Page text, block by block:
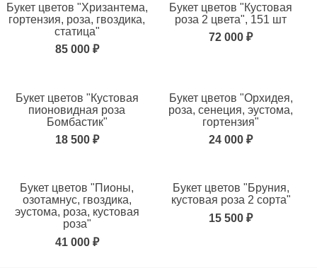
Букет цветов "Хризантема,
гортензия, роза, гвоздика,
статица"
85 000 ₽
Букет цветов "Кустовая
роза 2 цвета", 151 шт
72 000 ₽
Букет цветов "Кустовая
пионовидная роза
Бомбастик"
18 500 ₽
Букет цветов "Орхидея,
роза, сенеция, эустома,
гортензия"
24 000 ₽
Букет цветов "Пионы,
озотамнус, гвоздика,
эустома, роза, кустовая
роза"
41 000 ₽
Букет цветов "Бруния,
кустовая роза 2 сорта"
15 500 ₽